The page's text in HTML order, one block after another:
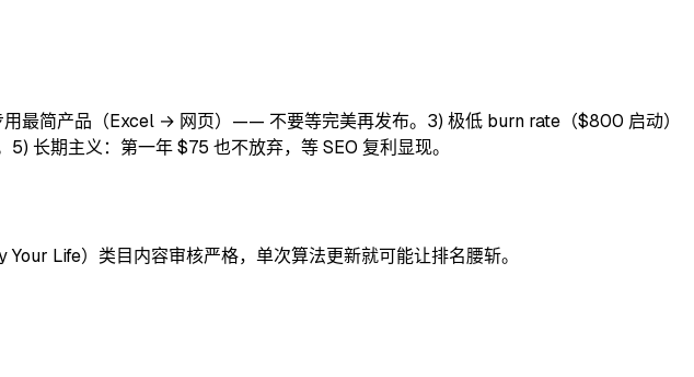
最简产品（Excel → 网页）—— 不要等完美再发布。3) 极低 burn rate（$800 启动）
长期主义：第一年 $75 也不放弃，等 SEO 复利显现。
Life）类目内容审核严格，单次算法更新就可能让排名腰斩。